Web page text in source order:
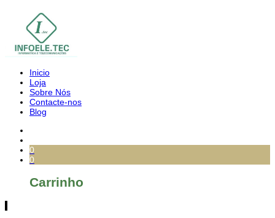
Inicio
Loja
Sobre Nós
Contacte-nos
Blog
0
0
Carrinho